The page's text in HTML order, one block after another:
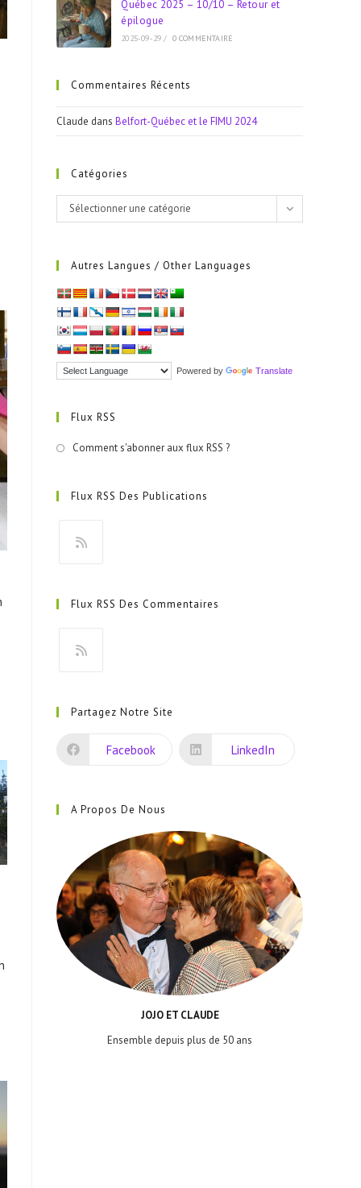
Québec 2025 – 10/10 – Retour et
épilogue
2025-09-29 / 0 COMMENTAIRE
Commentaires Récents
Claude dans Belfort-Québec et le FIMU 2024
Catégories
Catégories
Sélectionner une catégorie
Autres Langues / Other Languages
Powered by Translate
Flux RSS
Comment s'abonner aux flux RSS ?
Flux RSS Des Publications
un
onglet
Flux RSS Des Commentaires
un
nouvel
Partagez Notre Site
Facebook LinkedIn
A Propos De Nous
JOJO ET CLAUDE
Ensemble depuis plus de 50 ans